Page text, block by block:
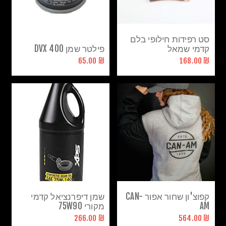
סט רפידות חילופי בלם
קדמי שמאל
אאוטלנדר\רנגייד
₪ 168.00
פילטר שמן DVX 400
₪ 65.00
קפוצ'ון שחור אפור CAN-
AM
₪ 564.00
שמן דיפרנציאל קדמי
מקורי 75W90
₪ 266.00